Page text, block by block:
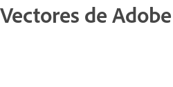
Vectores de